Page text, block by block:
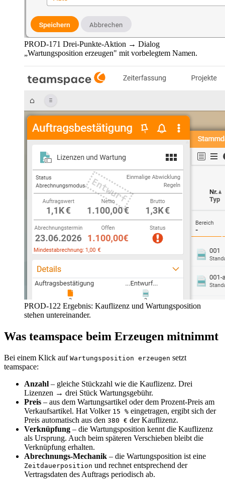
PROD-171 Drei-Punkte-Aktion → Dialog
„Wartungsposition erzeugen" mit vorbelegtem Namen.
PROD-122 Ergebnis: Kauflizenz und Wartungsposition
stehen untereinander.
Was teamspace beim Erzeugen mitnimmt
Bei einem Klick auf Wartungsposition erzeugen setzt
teamspace:
Anzahl – gleiche Stückzahl wie die Kauflizenz. Drei
Lizenzen → drei Stück Wartungsgebühr.
Preis – aus dem Wartungsartikel oder dem Prozent-Preis am
Verkaufsartikel. Hat Volker 15 % eingetragen, ergibt sich der
Preis automatisch aus den 380 € der Kauflizenz.
Verknüpfung – die Wartungsposition kennt die Kauflizenz
als Ursprung. Auch beim späteren Verschieben bleibt die
Verknüpfung erhalten.
Abrechnungs-Mechanik – die Wartungsposition ist eine
Zeitdauerposition und rechnet entsprechend der
Vertragsdaten des Auftrags periodisch ab.